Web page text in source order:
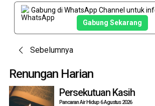
Gabung di WhatsApp Channel untuk
Gabung Sekarang
Post
navigation
Sebelumnya
Renungan Harian
Persekutuan Kasih
Pancaran Air Hidup 6 Agustus 2026